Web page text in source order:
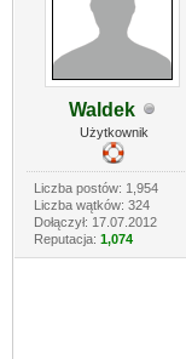
Waldek
Użytkownik
Liczba postów: 1,954
Liczba wątków: 324
Dołączył: 17.07.2012
Reputacja: 1,074